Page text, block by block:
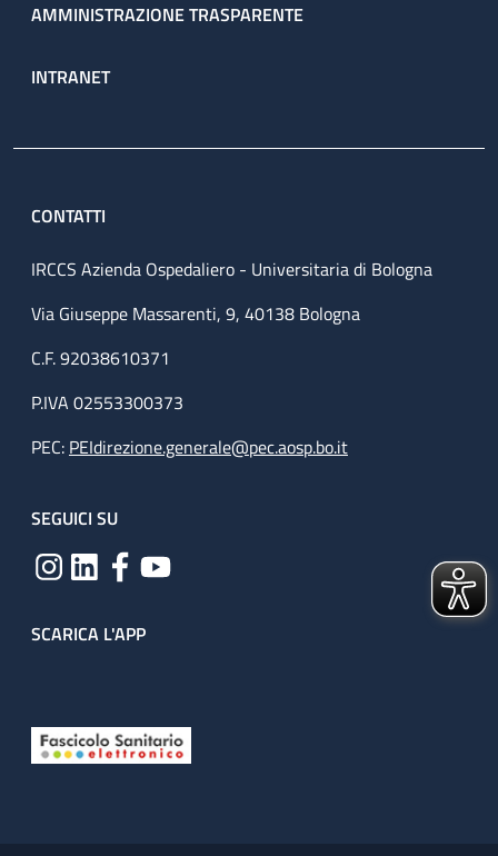
AMMINISTRAZIONE TRASPARENTE
INTRANET
CONTATTI
IRCCS Azienda Ospedaliero - Universitaria di Bologna
Via Giuseppe Massarenti, 9, 40138 Bologna
C.F. 92038610371
P.IVA 02553300373
PEC: PEIdirezione.generale@pec.aosp.bo.it
SEGUICI SU
SCARICA L'APP